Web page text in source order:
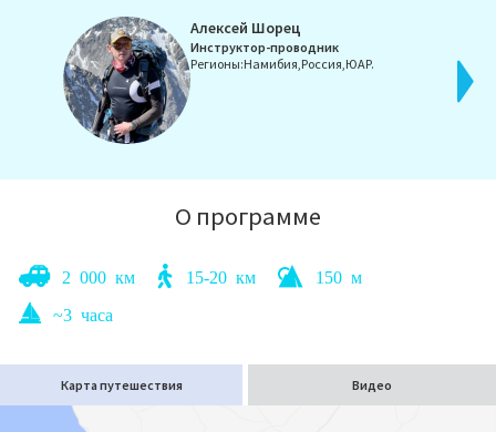
планете;
Свакопмунд — прибрежный город с немецкой
архитектурой;
Достопримечательности, сохранившиеся в парках
Намибии со времён, когда на Земле ещё не было
человека;
Морская прогулка по бухте Уолфиш — к пеликанам,
фламинго и лежбищам морских котиков;
Безмолвный Дедвлей с деревьями-призраками;
Плато с видом на бескрайнюю Калахарскую пустыню;
И, конечно, встреча с жителями этих земель: жирафами,
антилопами.
Инструктор-проводник
Алексей Шорец
Регионы:Намибия,Россия,ЮАР.
Telegram:
О программе
2 000 км 15-20 км 150 м
~3 часа
Карта путешествия Видео